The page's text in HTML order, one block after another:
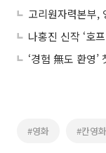
‘경험 無도 환영’
#영화 #칸영